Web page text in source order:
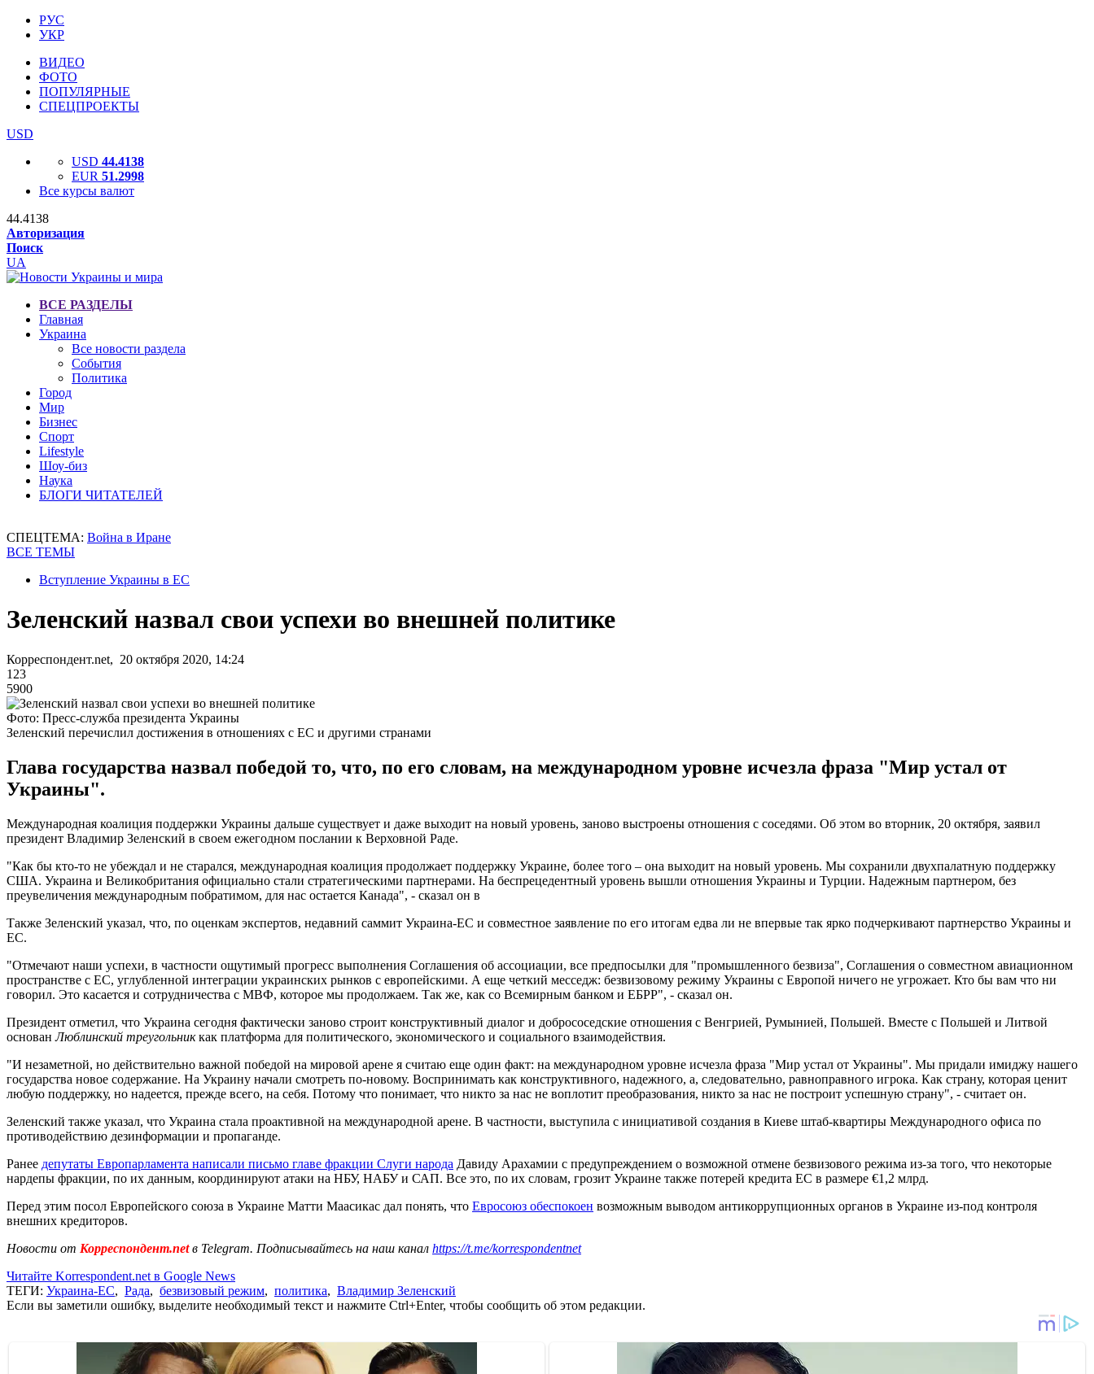
РУС
УКР
ВИДЕО
ФОТО
ПОПУЛЯРНЫЕ
СПЕЦПРОЕКТЫ
USD
USD 44.4138
EUR 51.2998
Все курсы валют
44.4138
Авторизация
Поиск
UA
ВСЕ РАЗДЕЛЫ
Главная
Украина
Все новости раздела
События
Политика
Город
Мир
Бизнес
Спорт
Lifestyle
Шоу-биз
Наука
БЛОГИ ЧИТАТЕЛЕЙ
СПЕЦТЕМА: Война в Иране
ВСЕ ТЕМЫ
Вступление Украины в ЕС
Зеленский назвал свои успехи во внешней политике
Корреспондент.net, 20 октября 2020, 14:24
123
5900
Фото: Пресс-служба президента Украины
Зеленский перечислил достижения в отношениях с ЕС и другими странами
Глава государства назвал победой то, что, по его словам, на международном уровне исчезла фраза "Мир устал от
Украины".
Международная коалиция поддержки Украины дальше существует и даже выходит на новый уровень, заново выстроены отношения с соседями. Об этом во вторник, 20 октября, заявил
президент Владимир Зеленский в своем ежегодном послании к Верховной Раде.
"Как бы кто-то не убеждал и не старался, международная коалиция продолжает поддержку Украине, более того – она выходит на новый уровень. Мы сохранили двухпалатную поддержку
США. Украина и Великобритания официально стали стратегическими партнерами. На беспрецедентный уровень вышли отношения Украины и Турции. Надежным партнером, без
преувеличения международным побратимом, для нас остается Канада", - сказал он в
Также Зеленский указал, что, по оценкам экспертов, недавний саммит Украина-ЕС и совместное заявление по его итогам едва ли не впервые так ярко подчеркивают партнерство Украины и
ЕС.
"Отмечают наши успехи, в частности ощутимый прогресс выполнения Соглашения об ассоциации, все предпосылки для "промышленного безвиза", Соглашения о совместном авиационном
пространстве с ЕС, углубленной интеграции украинских рынков с европейскими. А еще четкий месседж: безвизовому режиму Украины с Европой ничего не угрожает. Кто бы вам что ни
говорил. Это касается и сотрудничества с МВФ, которое мы продолжаем. Так же, как со Всемирным банком и ЕБРР", - сказал он.
Президент отметил, что Украина сегодня фактически заново строит конструктивный диалог и добрососедские отношения с Венгрией, Румынией, Польшей. Вместе с Польшей и Литвой
основанЛюблинский треугольниккак платформа для политического, экономического и социального взаимодействия.
"И незаметной, но действительно важной победой на мировой арене я считаю еще один факт: на международном уровне исчезла фраза "Мир устал от Украины". Мы придали имиджу нашего
государства новое содержание. На Украину начали смотреть по-новому. Воспринимать как конструктивного, надежного, а, следовательно, равноправного игрока. Как страну, которая ценит
любую поддержку, но надеется, прежде всего, на себя. Потому что понимает, что никто за нас не воплотит преобразования, никто за нас не построит успешную страну", - считает он.
Зеленский также указал, что Украина стала проактивной на международной арене. В частности, выступила с инициативой создания в Киеве штаб-квартиры Международного офиса по
противодействию дезинформации и пропаганде.
Ранее депутаты Европарламента написали письмо главе фракции Слуги народа Давиду Арахамии с предупреждением о возможной отмене безвизового режима из-за того, что некоторые
нардепы фракции, по их данным, координируют атаки на НБУ, НАБУ и САП. Все это, по их словам, грозит Украине также потерей кредита ЕС в размере €1,2 млрд.
Перед этим посол Европейского союза в Украине Матти Маасикас дал понять, что Евросоюз обеспокоен возможным выводом антикоррупционных органов в Украине из-под контроля
внешних кредиторов.
Новости от Корреспондент.netв Telegram. Подписывайтесь на наш канал https://t.me/korrespondentnet
Читайте Korrespondent.net в Google News
ТЕГИ: Украина-ЕС, Рада, безвизовый режим, политика, Владимир Зеленский
Если вы заметили ошибку, выделите необходимый текст и нажмите Ctrl+Enter, чтобы сообщить об этом редакции.